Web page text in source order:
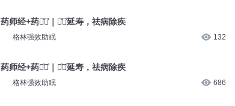
药师经+药师͗咒͗｜消͗灾͗延寿，祛病除疾
格林强效助眠 132
药师经+药师͗咒͗｜消͗灾͗延寿，祛病除疾
格林强效助眠 686